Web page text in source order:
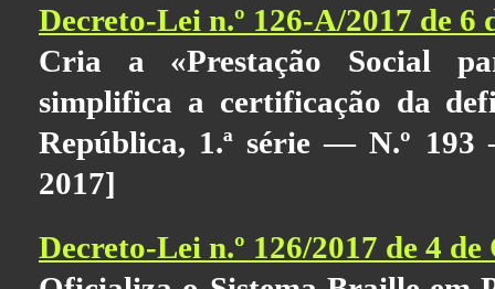
Decreto-Lei n.º 126-A/2017 de 6
Cria a «Prestação Social
simplifica a certificação da
República, 1.ª série — N.º
2017]
Decreto-Lei n.º 126/2017 de 4